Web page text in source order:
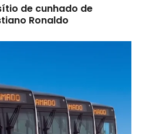
de cunhado de
Ronaldo